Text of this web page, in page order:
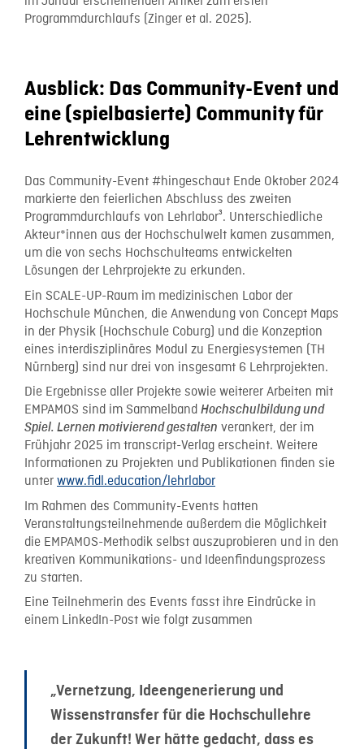
Programmdurchlaufs (Zinger et al. 2025).
Ausblick: Das Community-Event und
eine (spielbasierte) Community für
Lehrentwicklung
Das Community-Event #hingeschaut Ende Oktober 2024
markierte den feierlichen Abschluss des zweiten
Programmdurchlaufs von Lehrlabor³. Unterschiedliche
Akteur*innen aus der Hochschulwelt kamen zusammen,
um die von sechs Hochschulteams entwickelten
Lösungen der Lehrprojekte zu erkunden.
Ein SCALE-UP-Raum im medizinischen Labor der
Hochschule München, die Anwendung von Concept Maps
in der Physik (Hochschule Coburg) und die Konzeption
eines interdisziplinäres Modul zu Energiesystemen (TH
Nürnberg) sind nur drei von insgesamt 6 Lehrprojekten.
Die Ergebnisse aller Projekte sowie weiterer Arbeiten mit
EMPAMOS sind im Sammelband Hochschulbildung und
Spiel. Lernen motivierend gestalten verankert, der im
Frühjahr 2025 im transcript-Verlag erscheint. Weitere
Informationen zu Projekten und Publikationen finden sie
unter www.fidl.education/lehrlabor
Im Rahmen des Community-Events hatten
Veranstaltungsteilnehmende außerdem die Möglichkeit
die EMPAMOS-Methodik selbst auszuprobieren und in den
kreativen Kommunikations- und Ideenfindungsprozess
zu starten.
Eine Teilnehmerin des Events fasst ihre Eindrücke in
einem LinkedIn-Post wie folgt zusammen
„Vernetzung, Ideengenerierung und
Wissenstransfer für die Hochschullehre
der Zukunft! Wer hätte gedacht, dass es